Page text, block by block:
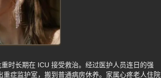
时长期在 ICU 接受救治。经过医护人员连日的强
症监护室，搬到普通病房休养。家属心疼老人住院